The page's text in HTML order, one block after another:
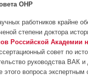
ОНР
работников крайне
степени доктора
Российской Академии
совет по
руководства ВАК и
вопроса